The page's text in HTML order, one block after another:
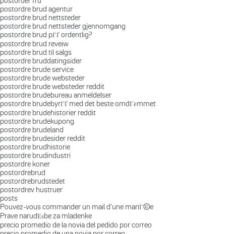
postordre brud agentur
postordre brud nettsteder
postordre brud nettsteder gjennomgang
postordre brud pГҐ ordentlig?
postordre brud reveiw
postordre brud til salgs
postordre bruddatingsider
postordre brude service
postordre brude websteder
postordre brude websteder reddit
postordre brudebureau anmeldelser
postordre brudebyrГҐ med det beste omdГёmmet
postordre brudehistorier reddit
postordre brudekupong
postordre brudeland
postordre brudesider reddit
postordre brudhistorie
postordre brudindustri
postordre koner
postordrebrud
postordrebrudstedet
postordrev hustruer
posts
Pouvez-vous commander un mail d'une mariГ©e
Prave narudЕѕbe za mladenke
precio promedio de la novia del pedido por correo